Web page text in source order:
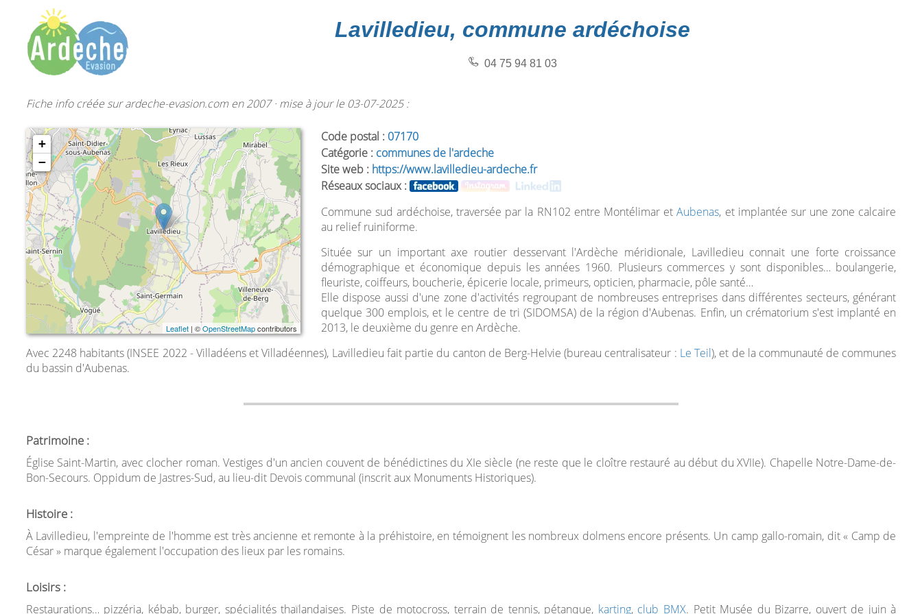
Lavilledieu, commune ardéchoise
04 75 94 81 03
Fiche info créée sur ardeche-evasion.com en 2007 · mise à jour le 03-07-2025 :
+
−
Leaflet| ©OpenStreetMapcontributors
Code postal : 07170
Catégorie : communes de l'ardeche
Site web : https://www.lavilledieu-ardeche.fr
Réseaux sociaux :
Commune sud ardéchoise, traversée par la RN102 entre Montélimar etAubenas, et implantée sur une zone calcaire
au relief ruiniforme.
Située sur un important axe routier desservant l'Ardèche méridionale, Lavilledieu connait une forte croissance
démographique et économique depuis les années 1960. Plusieurs commerces y sont disponibles… boulangerie,
fleuriste, coiffeurs, boucherie, épicerie locale, primeurs, opticien, pharmacie, pôle santé…
Elle dispose aussi d'une zone d'activités regroupant de nombreuses entreprises dans différentes secteurs, générant
quelque 300 emplois, et le centre de tri (SIDOMSA) de la région d'Aubenas. Enfin, un crématorium s'est implanté en
2013, le deuxième du genre en Ardèche.
Avec 2248 habitants (INSEE 2022 - Villadéens et Villadéennes), Lavilledieu fait partie du canton de Berg-Helvie (bureau centralisateur : Le Teil), et de la communauté de communes
du bassin d'Aubenas.
Patrimoine :
Église Saint-Martin, avec clocher roman. Vestiges d'un ancien couvent de bénédictines du XIe siècle (ne reste que le cloître restauré au début du XVIIe). Chapelle Notre-Dame-de-
Bon-Secours. Oppidum de Jastres-Sud, au lieu-dit Devois communal (inscrit aux Monuments Historiques).
Histoire :
À Lavilledieu, l'empreinte de l'homme est très ancienne et remonte à la préhistoire, en témoignent les nombreux dolmens encore présents. Un camp gallo-romain, dit « Camp de
César » marque également l'occupation des lieux par les romains.
Loisirs :
Restaurations… pizzéria, kébab, burger, spécialités thaïlandaises. Piste de motocross, terrain de tennis, pétanque, karting, club BMX. Petit Musée du Bizarre, ouvert de juin à